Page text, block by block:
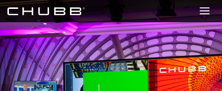
Face
Risk Newsletter
Presseportal